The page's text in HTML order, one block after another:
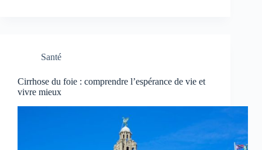
Santé
Cirrhose du foie : comprendre l’espérance de vie et
vivre mieux